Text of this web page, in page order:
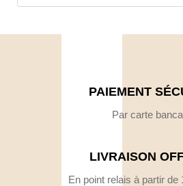
PAIEMENT
Par carte
LIVRAISON
En point relais à partir de